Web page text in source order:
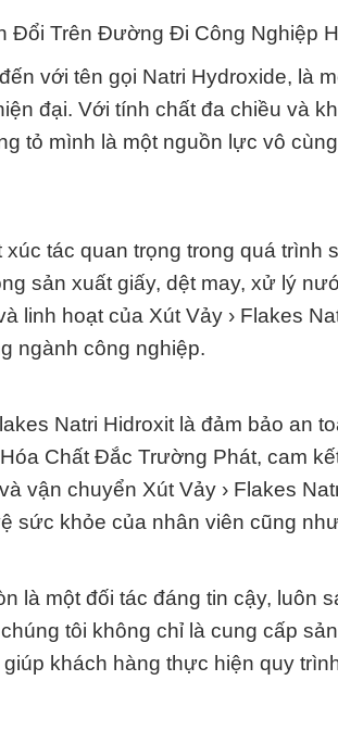
Đổi Trên Đường Đi Công Nghiệp
với tên gọi Natri Hydroxide, là
đại. Với tính chất đa chiều và
tỏ mình là một nguồn lực vô
tác quan trọng trong quá trình
sản xuất giấy, dệt may, xử lý
linh hoạt của Xút Vảy › Flakes
ngành công nghiệp.
Natri Hidroxit là đảm bảo an
Chất Đắc Trường Phát, cam
vận chuyển Xút Vảy › Flakes
sức khỏe của nhân viên cũng
là một đối tác đáng tin cậy, luôn
tôi không chỉ là cung cấp
khách hàng thực hiện quy